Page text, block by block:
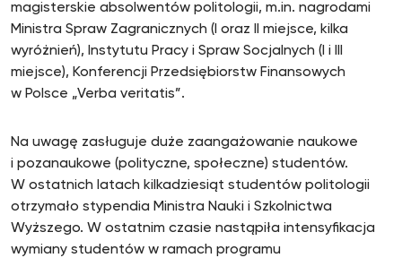
magisterskie absolwentów politologii, m.in. nagrodami
Ministra Spraw Zagranicznych (I oraz II miejsce, kilka
wyróżnień), Instytutu Pracy i Spraw Socjalnych (I i III
miejsce), Konferencji Przedsiębiorstw Finansowych
w Polsce „Verba veritatis”.
Na uwagę zasługuje duże zaangażowanie naukowe
i pozanaukowe (polityczne, społeczne) studentów.
W ostatnich latach kilkadziesiąt studentów politologii
otrzymało stypendia Ministra Nauki i Szkolnictwa
Wyższego. W ostatnim czasie nastąpiła intensyfikacja
wymiany studentów w ramach programu